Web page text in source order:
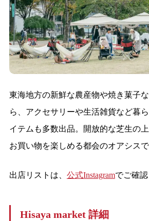
東海地方の新鮮な農産物や焼き菓子
ら、アクセサリーや生活雑貨など暮
イテムも多数出品。開放的な芝生の
お買い物を楽しめる都会のオアシスで
出店リストは、 公式Instagramでご確認
Hisaya market 詳細